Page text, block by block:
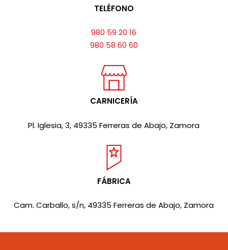
TELÉFONO
980 59 20 16
980 58 60 60
CARNICERÍA
Pl. Iglesia, 3, 49335 Ferreras de Abajo, Zamora
FÁBRICA
Cam. Carballo, s/n, 49335 Ferreras de Abajo, Zamora